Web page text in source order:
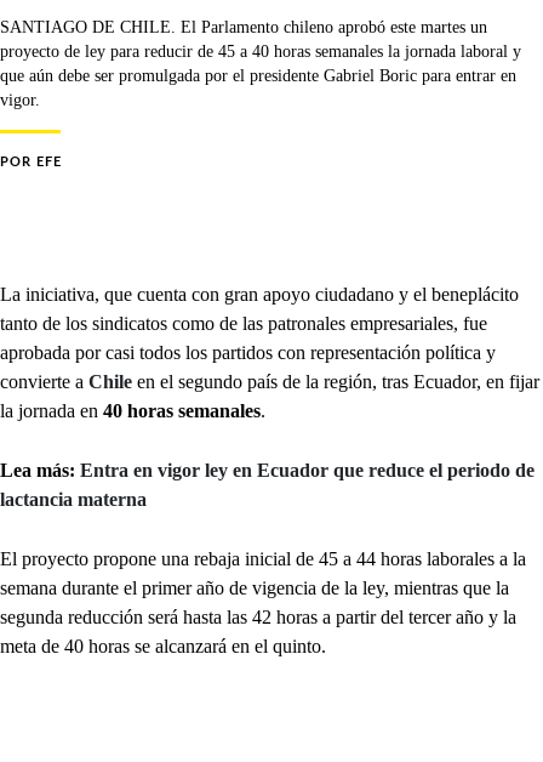
SANTIAGO DE CHILE. El Parlamento chileno aprobó este martes un
proyecto de ley para reducir de 45 a 40 horas semanales la jornada laboral y
que aún debe ser promulgada por el presidente Gabriel Boric para entrar en
vigor.
POR EFE
La iniciativa, que cuenta con gran apoyo ciudadano y el beneplácito
tanto de los sindicatos como de las patronales empresariales, fue
aprobada por casi todos los partidos con representación política y
convierte a Chile en el segundo país de la región, tras Ecuador, en fijar
la jornada en 40 horas semanales.
Lea más: Entra en vigor ley en Ecuador que reduce el periodo de
lactancia materna
El proyecto propone una rebaja inicial de 45 a 44 horas laborales a la
semana durante el primer año de vigencia de la ley, mientras que la
segunda reducción será hasta las 42 horas a partir del tercer año y la
meta de 40 horas se alcanzará en el quinto.